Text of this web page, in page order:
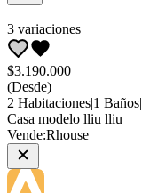
3 variaciones
$3.190.000
(Desde)
2 Habitaciones|1 Baños|
Casa modelo lliu lliu
Vende:Rhouse